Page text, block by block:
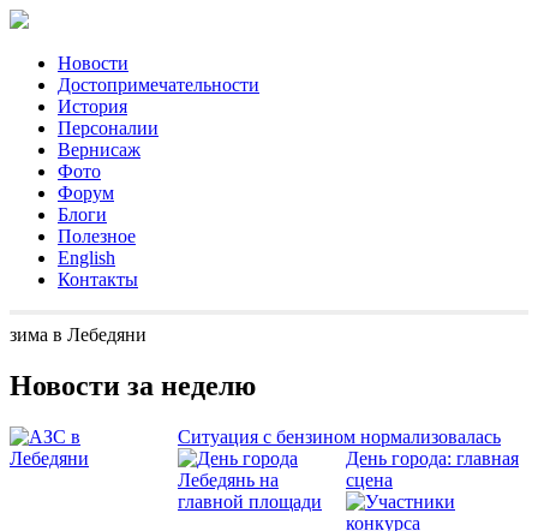
Новости
Достопримечательности
История
Персоналии
Вернисаж
Фото
Форум
Блоги
Полезное
English
Контакты
зима в Лебедяни
Новости за неделю
Ситуация с бензином нормализовалась
День города: главная
сцена